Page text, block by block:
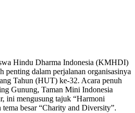
Hindu Dharma Indonesia (KMHDI)
penting dalam perjalanan organisasinya
Tahun (HUT) ke-32. Acara penuh
Gunung, Taman Mini Indonesia
ini mengusung tajuk “Harmoni
besar “Charity and Diversity”.